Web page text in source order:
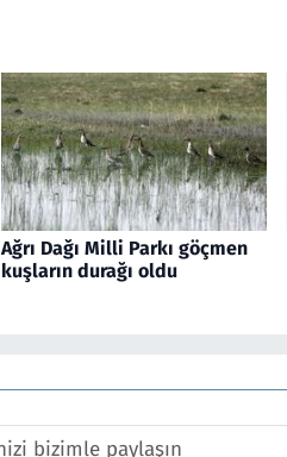
Ağrı Dağı Milli Parkı göçmen
kuşların durağı oldu